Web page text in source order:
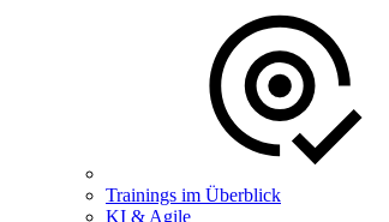
Trainings im Überblick
KI & Agile